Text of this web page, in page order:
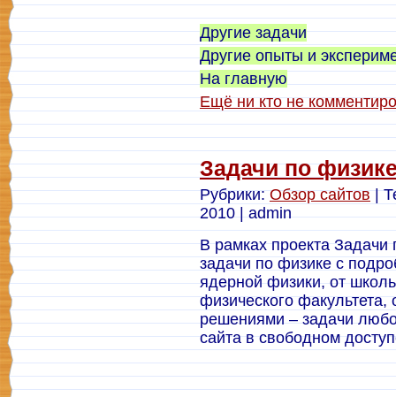
Другие задачи
Другие опыты и
На главную
Ещё ни кто не
Задачи по
Рубрики:Обзор сайтов|
2010 | admin
В рамках проекта
задачи по физике с
ядерной физики, от
физического
решениями – задачи
сайта в свободном